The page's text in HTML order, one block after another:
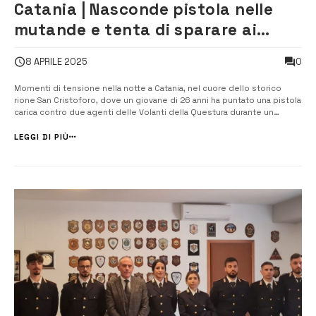
Catania | Nasconde pistola nelle
mutande e tenta di sparare ai
8 APRILE 2025 0
Momenti di tensione nella notte a Catania, nel cuore dello storico
rione San Cristoforo, dove un giovane di 26 anni ha puntato una pistola
carica contro due agenti delle Volanti della Questura durante un
degli agenti è riuscito a immobilizzare il braccio armato del [&hel...
LEGGI DI PIÙ